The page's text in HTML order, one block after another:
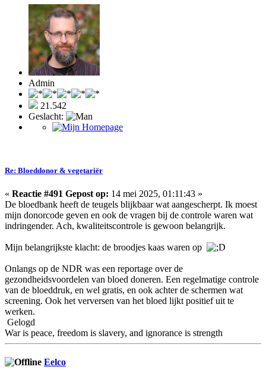
Admin
21.542
Geslacht:
Re: Bloeddonor & vegetariër
« Reactie #491 Gepost op: 14 mei 2025, 01:11:43 »
De bloedbank heeft de teugels blijkbaar wat aangescherpt. Ik moest
mijn donorcode geven en ook de vragen bij de controle waren wat
indringender. Ach, kwaliteitscontrole is gewoon belangrijk.
Mijn belangrijkste klacht: de broodjes kaas waren op
Onlangs op de NDR was een reportage over de
gezondheidsvoordelen van bloed doneren. Een regelmatige controle
van de bloeddruk, en wel gratis, en ook achter de schermen wat
screening. Ook het verversen van het bloed lijkt positief uit te
werken.
Gelogd
War is peace, freedom is slavery, and ignorance is strength
Eelco